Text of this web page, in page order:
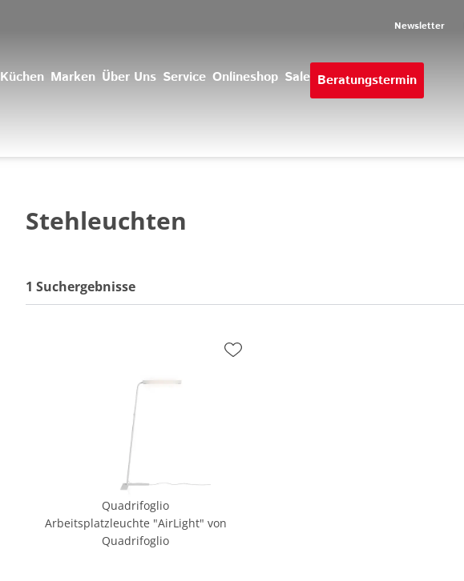
Newsletter
Küchen Marken Über Uns Service Onlineshop Sale Beratungstermin
Stehleuchten
1 Suchergebnisse
Quadrifoglio
Arbeitsplatzleuchte "AirLight" von
Quadrifoglio